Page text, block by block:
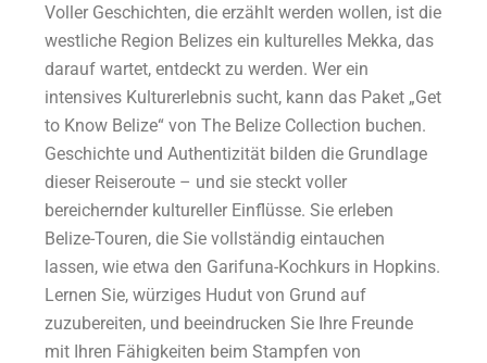
Voller Geschichten, die erzählt werden wollen, ist die
westliche Region Belizes ein kulturelles Mekka, das
darauf wartet, entdeckt zu werden. Wer ein
intensives Kulturerlebnis sucht, kann das Paket „Get
to Know Belize“ von The Belize Collection buchen.
Geschichte und Authentizität bilden die Grundlage
dieser Reiseroute – und sie steckt voller
bereichernder kultureller Einflüsse. Sie erleben
Belize-Touren, die Sie vollständig eintauchen
lassen, wie etwa den Garifuna-Kochkurs in Hopkins.
Lernen Sie, würziges Hudut von Grund auf
zuzubereiten, und beeindrucken Sie Ihre Freunde
mit Ihren Fähigkeiten beim Stampfen von